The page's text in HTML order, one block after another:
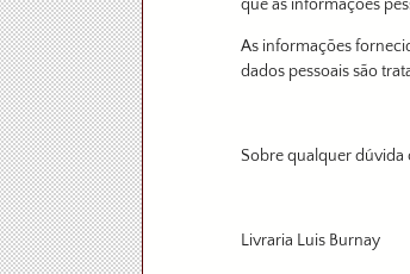
que as informações
As informações
dados pessoais são
Sobre qualquer dúvida
Livraria Luis Burnay